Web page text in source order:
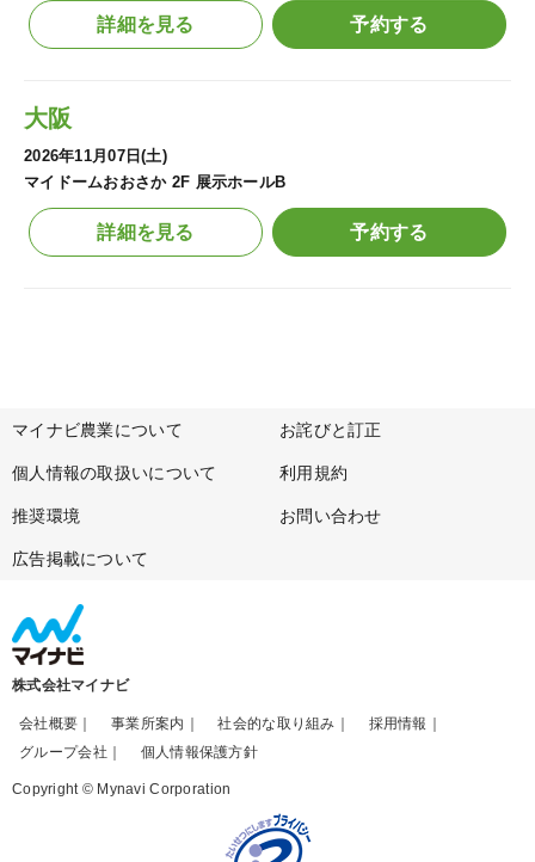
詳細を見る 予約する
大阪
2026年11月07日(土)
マイドームおおさか 2F 展示ホールB
詳細を見る 予約する
マイナビ農業について お詫びと訂正
個人情報の取扱いについて 利用規約
推奨環境 お問い合わせ
広告掲載について
株式会社マイナビ
会社概要 事業所案内 社会的な取り組み
採用情報
グループ会社
個人情報保護方針
Copyright © Mynavi Corporation